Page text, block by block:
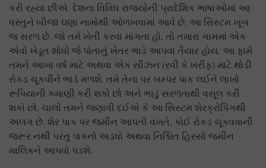
કરી રહ્યા છીએ. દેશના વિવિધ રાજ્યોની પ્રાદેશિક ભાષાઓમાં આ
વસ્તુને બીજા ઘણા નામોથી ઓળખવામાં આવે છે. આ સિસ્ટમ ખૂબ
જ સરળ છે. જો તમે ખેતી કરવા માંગતા હો, તો તમારા ગામમાં એક
એવો ખેડૂત શોધો જે પોતાનું ખેતર ભાડે આપવા તૈયાર હોય. આ ફાર્મ
તમને આખા વર્ષ માટે અથવા એક સીઝન (રવી કે ખરીફ) માટે થોડી
રોકડ ચૂકવીને ભાડે મળશે. તમે તેના પર બમ્પર પાક લઈને લાખો
રૂપિયાની કમાણી કરી શકો છો અને ભાડું સરળતાથી વસૂલ કરી
શકો છો. ચાલો તમને જણાવી દઈએ કે આ સિસ્ટમ શેરક્રોપિંગથી
અલગ છે. શેર પાક પર જમીન આપતી વખતે, કોઈ રોકડ ચૂકવવાની
જરૂર નથી પરંતુ પાકનો અડધો અથવા નિશ્ચિત હિસ્સો જમીન
માલિકને આપવો પડશે.